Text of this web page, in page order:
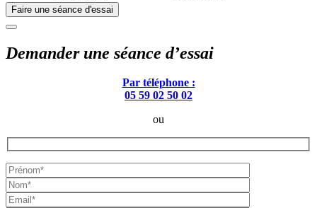
Faire une séance d'essai
Demander une séance d’essai
Par téléphone :
05 59 02 50 02
ou